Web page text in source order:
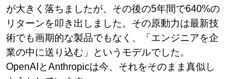
が大きく落ちましたが、その後の5年間で640%の
リターンを叩き出しました。その原動力は最新技
術でも画期的な製品でもなく、「エンジニアを企
業の中に送り込む」というモデルでした。
OpenAIとAnthropicは今、それをそのまま真似し